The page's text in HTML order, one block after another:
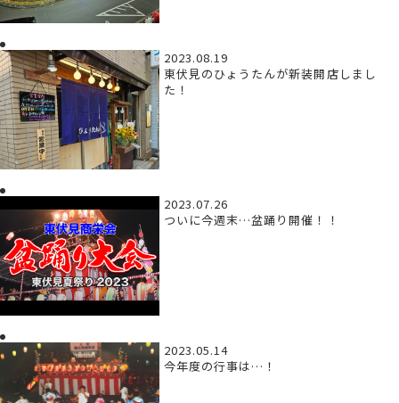
2023.08.19
東伏見のひょうたんが新装開店しまし
た！
2023.07.26
ついに今週末…盆踊り開催！！
2023.05.14
今年度の行事は…！